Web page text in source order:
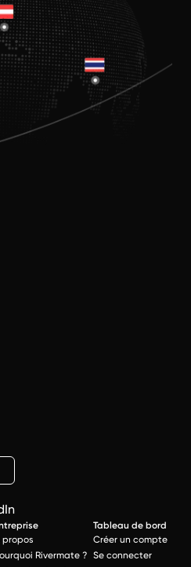
propos
Rivermate ?
Tableau de bord
Créer un compte
Se connecter